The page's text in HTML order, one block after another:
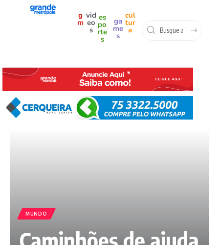
g
m
vid
eo
s
es
po
rte
s
ga
me
s
cul
tur
a
MUNDO